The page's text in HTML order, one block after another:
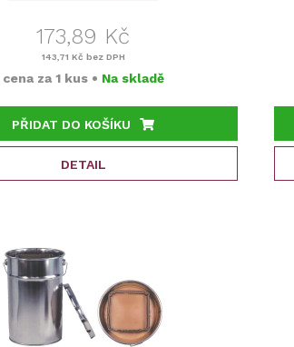
173,89 Kč
143,71 Kč bez DPH
cena za 1 kus • Na skladě
PŘIDAT DO KOŠÍKU
DETAIL